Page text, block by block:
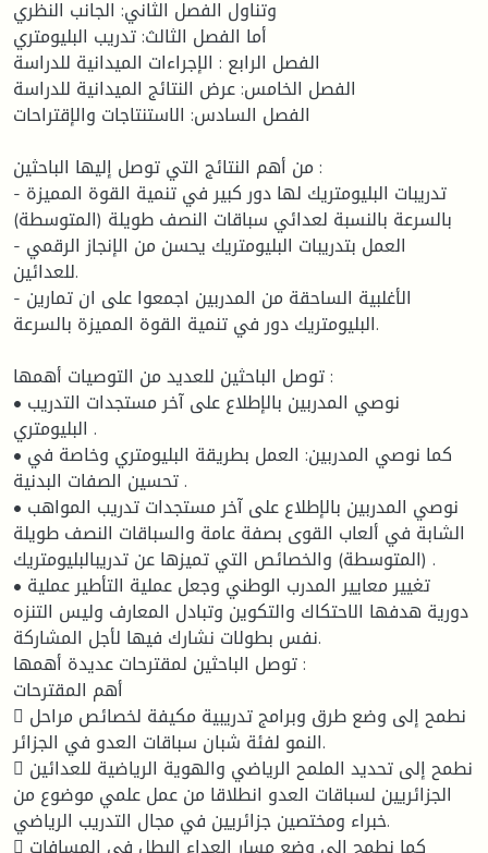
وتناول الفصل الثاني: الجانب النظري
أما الفصل الثالث: تدريب البليومتري
الفصل الرابع : الإجراءات الميدانية للدراسة
الفصل الخامس: عرض النتائج الميدانية للدراسة
الفصل السادس: الاستنتاجات والإقتراحات
من أهم النتائج التي توصل إليها الباحثين :
- تدريبات البليومتريك لها دور كبير في تنمية القوة المميزة
بالسرعة بالنسبة لعدائي سباقات النصف طويلة (المتوسطة)
- العمل بتدريبات البليومتريك يحسن من الإنجاز الرقمي
للعدائين.
- الأغلبية الساحقة من المدربين اجمعوا على ان تمارين
البليومتريك دور في تنمية القوة المميزة بالسرعة.
توصل الباحثين للعديد من التوصيات أهمها :
• نوصي المدربين بالإطلاع على آخر مستجدات التدريب
البليومتري .
• كما نوصي المدربين: العمل بطريقة البليومتري وخاصة في
تحسين الصفات البدنية .
• نوصي المدربين بالإطلاع على آخر مستجدات تدريب المواهب
الشابة في ألعاب القوى بصفة عامة والسباقات النصف طويلة
(المتوسطة) والخصائص التي تميزها عن تدريبالبليومتريك .
• تغيير معايير المدرب الوطني وجعل عملية التأطير عملية
دورية هدفها الاحتكاك والتكوين وتبادل المعارف وليس التنزه
نفس بطولات نشارك فيها لأجل المشاركة.
توصل الباحثين لمقترحات عديدة أهمها :
أهم المقترحات
 نطمح إلى وضع طرق وبرامج تدريبية مكيفة لخصائص مراحل
النمو لفئة شبان سباقات العدو في الجزائر.
 نطمح إلى تحديد الملمح الرياضي والهوية الرياضية للعدائين
الجزائريين لسباقات العدو انطلاقا من عمل علمي موضوع من
خبراء ومختصين جزائريين في مجال التدريب الرياضي.